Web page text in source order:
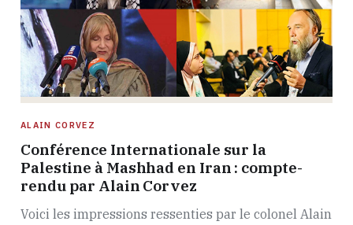
ALAIN CORVEZ
Conférence Internationale sur la
Palestine à Mashhad en Iran : compte-
rendu par Alain Corvez
Voici les impressions ressenties par le colonel Alain